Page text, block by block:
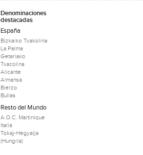
Denominaciones
destacadas
España
Bizkaiko Txakolina
La Palma
Getariako
Txacolina
Alicante
Almansa
Bierzo
Bullas
Resto del Mundo
A.O.C. Martinique
Italia
Tokaj-Hegyalja
(Hungría)